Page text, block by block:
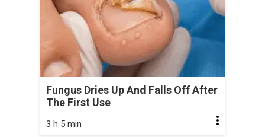
Fungus Dries Up And Falls Off After
The First Use
3 h 5 min